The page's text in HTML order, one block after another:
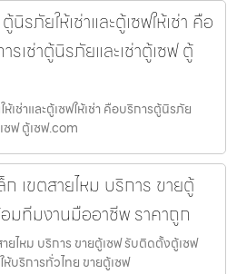
ภัยให้เช่าและตู้เซฟให้เช่า คือ
เช่าตู้นิรภัยและเช่าตู้เซฟ ตู้
ช่าและตู้เซฟให้เช่า คือบริการตู้นิรภัย
ซฟ ตู้เซฟ.com
เขตสายไหม บริการ ขายตู้
มทีมงานมืออาชีพ ราคาถูก
ยไหม บริการ ขายตู้เซฟ รับติดตั้งตู้เซฟ
บริการทั่วไทย ขายตู้เซฟ